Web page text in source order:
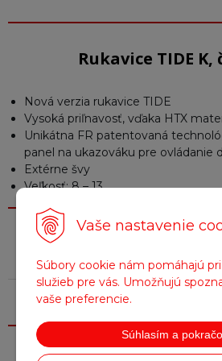
Vaše nastavenie
Súbory cookie nám pomáhajú
služieb pre vás. Umožňujú
vaše preferencie.
Súhlasím a
Rukavice TIDE K,
Nová verzia rukavice TIDE
Vysoká priľnavosť, vďaka HTX
Unikátna FR patentovaná
panel na ukazováku pre ovládanie
Extérne švy
Veľkosť: 8 – 13
Farba